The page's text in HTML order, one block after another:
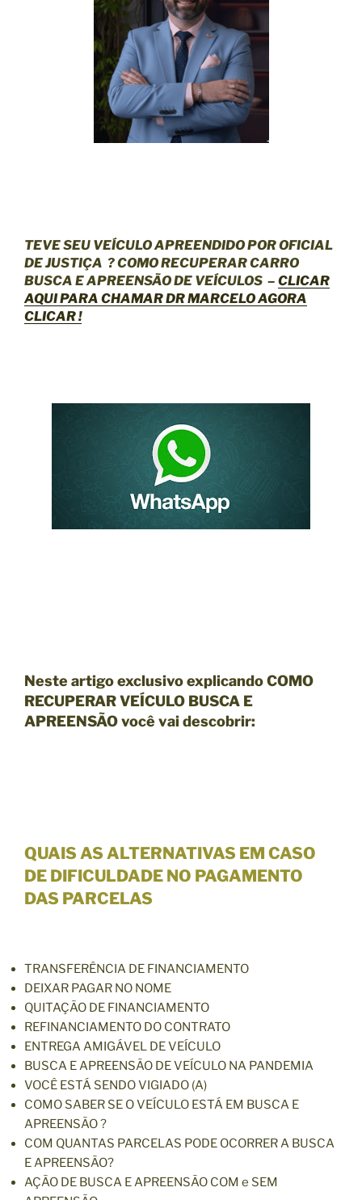
TEVE SEU VEÍCULO APREENDIDO POR OFICIAL
DE JUSTIÇA ? COMO RECUPERAR CARRO
BUSCA E APREENSÃO DE VEÍCULOS – CLICAR
AQUIPARA CHAMAR DR MARCELO AGORA
CLICAR !
Neste artigo exclusivo explicando COMO
RECUPERAR VEÍCULO BUSCA E
APREENSÃO você vai descobrir:
QUAIS AS ALTERNATIVAS EM CASO
DE DIFICULDADE NO PAGAMENTO
DAS PARCELAS
TRANSFERÊNCIA DE FINANCIAMENTO
DEIXAR PAGAR NO NOME
QUITAÇÃO DE FINANCIAMENTO
REFINANCIAMENTO DO CONTRATO
ENTREGA AMIGÁVEL DE VEÍCULO
BUSCA E APREENSÃO DE VEÍCULO NA PANDEMIA
VOCÊ ESTÁ SENDO VIGIADO (A)
COMO SABER SE O VEÍCULO ESTÁ EM BUSCA E
APREENSÃO ?
COM QUANTAS PARCELAS PODE OCORRER A BUSCA
E APREENSÃO?
AÇÃO DE BUSCA E APREENSÃO COM e SEM